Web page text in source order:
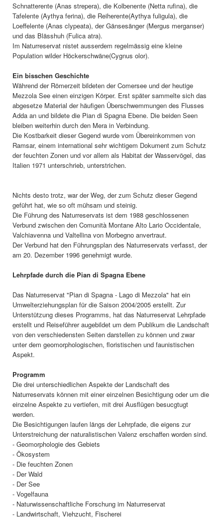
Schnatterente (Anas strepera), die Kolbenente (Netta rufina), die
Tafelente (Aythya ferina), die Reiherente(Aythya fuligula), die
Loeffelente (Anas clypeata), der Gänsesänger (Mergus merganser)
und das Blässhuh (Fulica atra).
Im Naturreservat nistet ausserdem regelmässig eine kleine
Population wilder Höckerschwäne(Cygnus olor).
Ein bisschen Geschichte
Während der Römerzeit bildeten der Comersee und der heutige
Mezzola See einen einzigen Körper. Erst später sammelte sich das
abgesetze Material der häufigen Überschwemmungen des Flusses
Adda an und bildete die Pian di Spagna Ebene. Die beiden Seen
bleiben weiterhin durch den Mera in Verbindung.
Die Kostbarkeit dieser Gegend wurde vom Übereinkommen von
Ramsar, einem international sehr wichtigem Dokument zum Schutz
der feuchten Zonen und vor allem als Habitat der Wasservögel, das
Italien 1971 unterschrieb, unterstrichen.
Nichts desto trotz, war der Weg, der zum Schutz dieser Gegend
geführt hat, wie so oft mühsam und steinig.
Die Führung des Naturreservats ist dem 1988 geschlossenen
Verbund zwischen den Comunità Montane Alto Lario Occidentale,
Valchiavenna und Valtellina von Morbegno anvertraut.
Der Verbund hat den Führungsplan des Naturreservats verfasst, der
am 20. Dezember 1996 genehmigt wurde.
Lehrpfade durch die Pian di Spagna Ebene
Das Naturreservat "Pian di Spagna - Lago di Mezzola" hat ein
Umwelterziehungsplan für die Saison 2004/2005 erstellt. Zur
Unterstützung dieses Programms, hat das Naturreservat Lehrpfade
erstellt und Reiseführer augebildet um dem Publikum die Landschaft
von den verschiedensten Seiten darstellen zu können und zwar
unter dem geomorphologischen, floristischen und faunistischen
Aspekt.
Programm
Die drei unterschiedlichen Aspekte der Landschaft des
Naturreservats können mit einer einzelnen Besichtigung oder um die
einzelne Aspekte zu vertiefen, mit drei Ausflügen besucgtugt
werden.
Die Besichtigungen laufen längs der Lehrpfade, die eigens zur
Unterstreichung der naturalistischen Valenz erschaffen worden sind.
- Geomorphologie des Gebiets
- Ökosystem
- Die feuchten Zonen
- Der Wald
- Der See
- Vogelfauna
- Naturwissenschaftliche Forschung im Naturreservat
- Landwirtschaft, Viehzucht, Fischerei